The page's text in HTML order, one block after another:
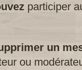
participer
un
ou